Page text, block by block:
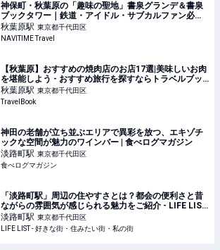
神保町・秋葉原の「趣味の聖地」書泉グランデ＆書泉
ブックタワー｜鉄道・アイドル・サブカルファン必見
の観光ガイド
秋葉原駅 東京都千代田区
NAVITIME Travel
【秋葉原】おすすめの焼肉店のお店17選|美味しいお肉
を堪能しよう - おすすめ旅行を探すならトラベルブッ
ク(TravelBook)
秋葉原駅 東京都千代田区
TravelBook
神田の老舗が立ち並ぶエリアで異彩を放つ、エキゾチ
ックな空間が魅力のワインバー | 食べログマガジン
淡路町駅 東京都千代田区
食べログマガジン
「淡路町駅」周辺の住やすさとは？都会の便利さと昔
ながらの雰囲気が感じられる魅力をご紹介 - LIFE LIST
- 好きな街・住みたい街・私の街
淡路町駅 東京都千代田区
LIFE LIST - 好きな街・住みたい街・私の街